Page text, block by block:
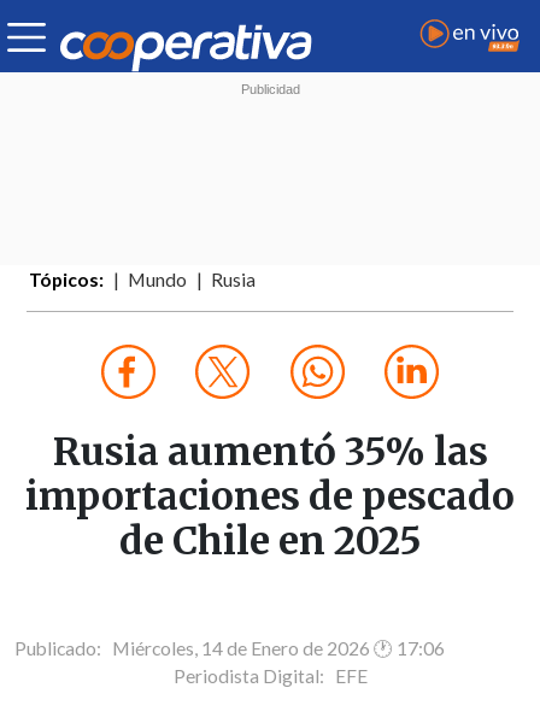
Tópicos: Mundo Rusia
Rusia aumentó 35% las
importaciones de pescado
de Chile en 2025
Publicado: Miércoles, 14 de Enero de 2026 🕐 17:06
Periodista Digital: EFE